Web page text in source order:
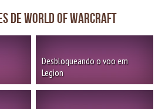
de World of Warcraft
Desbloqueando o voo em
Legion